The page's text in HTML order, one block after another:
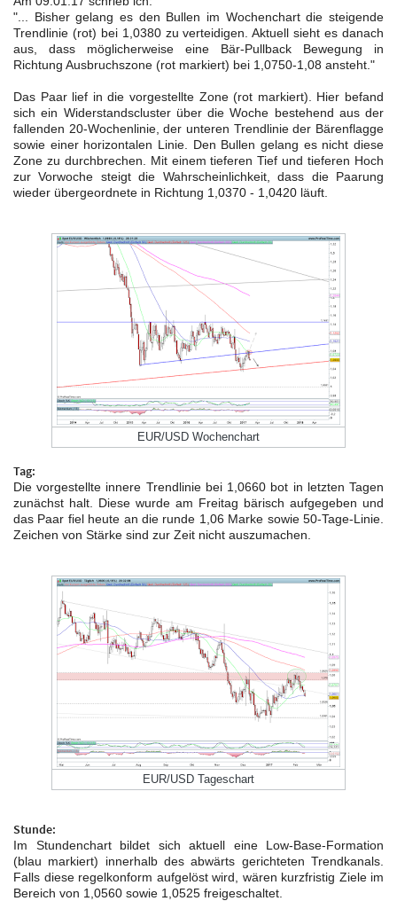
"... Bisher gelang es den Bullen im Wochenchart die steigende
Trendlinie (rot) bei 1,0380 zu verteidigen. Aktuell sieht es danach
aus, dass möglicherweise eine Bär-Pullback Bewegung in
Richtung Ausbruchszone (rot markiert) bei 1,0750-1,08 ansteht."
Das Paar lief in die vorgestellte Zone (rot markiert). Hier befand
sich ein Widerstandscluster über die Woche bestehend aus der
fallenden 20-Wochenlinie, der unteren Trendlinie der Bärenflagge
sowie einer horizontalen Linie. Den Bullen gelang es nicht diese
Zone zu durchbrechen. Mit einem tieferen Tief und tieferen Hoch
zur Vorwoche steigt die Wahrscheinlichkeit, dass die Paarung
wieder übergeordnete in Richtung 1,0370 - 1,0420 läuft.
EUR/USD Wochenchart
Tag:
Die vorgestellte innere Trendlinie bei 1,0660 bot in letzten Tagen
zunächst halt. Diese wurde am Freitag bärisch aufgegeben und
das Paar fiel heute an die runde 1,06 Marke sowie 50-Tage-Linie.
Zeichen von Stärke sind zur Zeit nicht auszumachen.
EUR/USD Tageschart
Stunde:
Im Stundenchart bildet sich aktuell eine Low-Base-Formation
(blau markiert) innerhalb des abwärts gerichteten Trendkanals.
Falls diese regelkonform aufgelöst wird, wären kurzfristig Ziele im
Bereich von 1,0560 sowie 1,0525 freigeschaltet.
FORMATIONSTRADER WERDEN